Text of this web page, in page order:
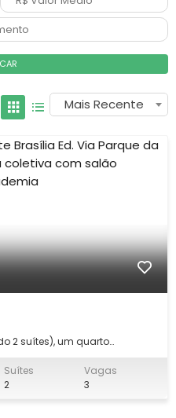
Mais Recente
2 suítes), um quarto
condicionado, cozinha
vagas de
Suítes
2
Vagas
3